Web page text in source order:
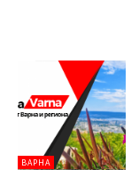
ВАРНА